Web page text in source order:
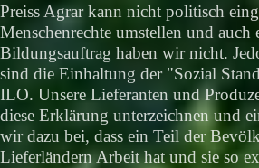
Preiss Agrar kann nicht politisch
Menschenrechte umstellen und auch
Bildungsauftrag haben wir nicht.
sind die Einhaltung der "Sozial
ILO. Unsere Lieferanten und
diese Erklärung unterzeichnen und
wir dazu bei, dass ein Teil der
Lieferländern Arbeit hat und sie so